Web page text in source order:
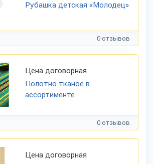
Рубашка детская «Молодец»
0 отзывов
Цена договорная
Полотно тканое в
ассортименте
0 отзывов
Цена договорная